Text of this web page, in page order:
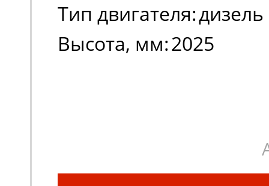
Тип двигателя:дизель
Высота, мм:2025